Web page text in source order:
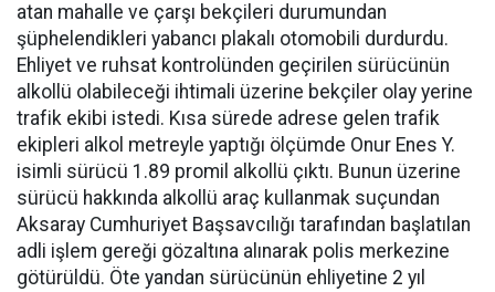
atan mahalle ve çarşı bekçileri durumundan
şüphelendikleri yabancı plakalı otomobili durdurdu.
Ehliyet ve ruhsat kontrolünden geçirilen sürücünün
alkollü olabileceği ihtimali üzerine bekçiler olay yerine
trafik ekibi istedi. Kısa sürede adrese gelen trafik
ekipleri alkol metreyle yaptığı ölçümde Onur Enes Y.
isimli sürücü 1.89 promil alkollü çıktı. Bunun üzerine
sürücü hakkında alkollü araç kullanmak suçundan
Aksaray Cumhuriyet Başsavcılığı tarafından başlatılan
adli işlem gereği gözaltına alınarak polis merkezine
götürüldü. Öte yandan sürücünün ehliyetine 2 yıl